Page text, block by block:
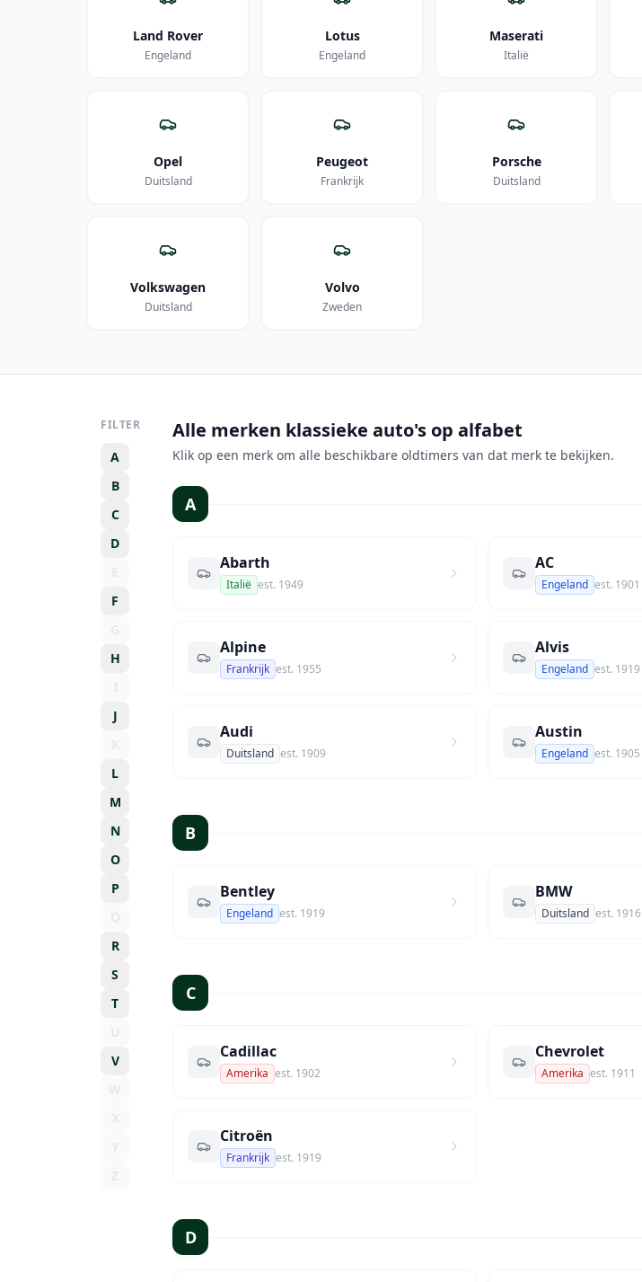
Land Rover
Engeland
Lotus
Engeland
Maserati
Italië
Opel
Duitsland
Peugeot
Frankrijk
Porsche
Duitsland
Volkswagen
Duitsland
Volvo
Zweden
FILTER
A
B
C
D
F
H
J
L
M
N
O
P
R
S
T
V
Alle merken klassieke auto's op alfabet
Klik op een merk om alle beschikbare oldtimers van dat merk te bekijken.
A
Abarth
Italië est. 1949
AC
Engeland est. 1901
Alpine
Frankrijk est. 1955
Alvis
Engeland est. 1919
Audi
Duitsland est. 1909
Austin
Engeland est. 1905
B
Bentley
Engeland est. 1919
BMW
Duitsland est. 1916
C
Cadillac
Amerika est. 1902
Chevrolet
Amerika est. 1911
Citroën
Frankrijk est. 1919
D